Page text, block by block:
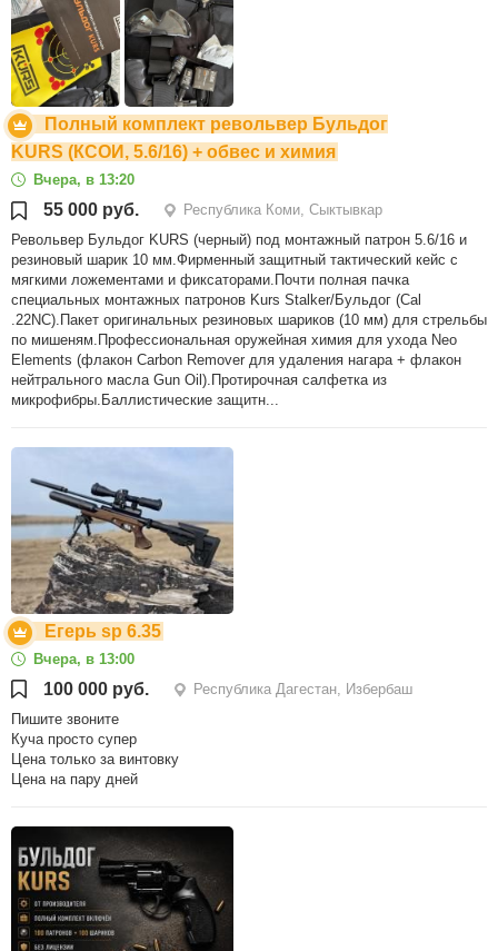
Полный комплект револьвер Бульдог
KURS (КСОИ, 5.6/16) + обвес и химия
Вчера, в 13:20
55 000 руб.
Республика Коми, Сыктывкар
Револьвер Бульдог KURS (черный) под монтажный патрон 5.6/16 и
резиновый шарик 10 мм.Фирменный защитный тактический кейс с
мягкими ложементами и фиксаторами.Почти полная пачка
специальных монтажных патронов Kurs Stalker/Бульдог (Cal
.22NC).Пакет оригинальных резиновых шариков (10 мм) для стрельбы
по мишеням.Профессиональная оружейная химия для ухода Neo
Elements (флакон Carbon Remover для удаления нагара + флакон
нейтрального масла Gun Oil).Протирочная салфетка из
микрофибры.Баллистические защитн...
Егерь sp 6.35
Вчера, в 13:00
100 000 руб.
Республика Дагестан, Избербаш
Пишите звоните
Куча просто супер
Цена только за винтовку
Цена на пару дней